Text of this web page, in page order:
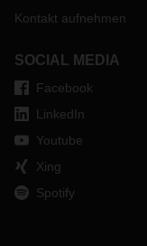
Kontakt aufnehmen
SOCIAL MEDIA
Facebook
LinkedIn
Youtube
Xing
Spotify